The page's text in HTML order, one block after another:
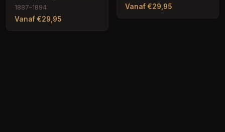
1887–1894
Vanaf €29,95
Vanaf €29,95